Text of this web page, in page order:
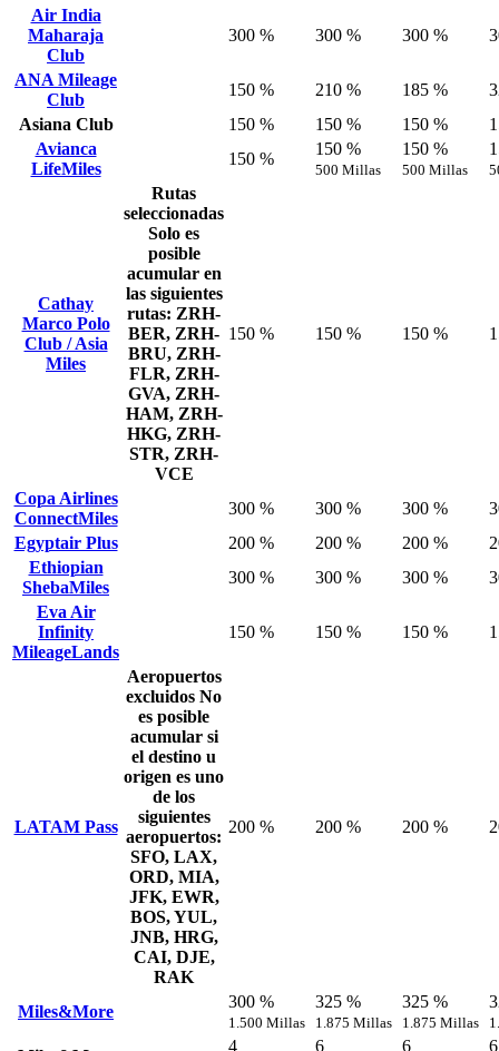
Air India
Maharaja
Club
300 % 300 % 300 %
ANA Mileage
Club
150 % 210 % 185 %
Asiana Club
150 % 150 % 150 %
Avianca
LifeMiles
150 %
150 %
500 Millas
150 %
500 Millas
Cathay
Marco Polo
Club / Asia
Miles
Rutas
seleccionadas
Solo es
posible
acumular en
las siguientes
rutas: ZRH-
BER, ZRH-
BRU, ZRH-
FLR, ZRH-
GVA, ZRH-
HAM, ZRH-
HKG, ZRH-
STR, ZRH-
VCE
150 % 150 % 150 %
Copa Airlines
ConnectMiles
300 % 300 % 300 %
Egyptair Plus
200 % 200 % 200 %
Ethiopian
ShebaMiles
300 % 300 % 300 %
Eva Air
Infinity
MileageLands
150 % 150 % 150 %
LATAM Pass
Aeropuertos
excluidos No
es posible
acumular si
el destino u
origen es uno
de los
siguientes
aeropuertos:
SFO, LAX,
ORD, MIA,
JFK, EWR,
BOS, YUL,
JNB, HRG,
CAI, DJE,
RAK
200 % 200 % 200 %
Miles&More
300 %
1.500 Millas
325 %
1.875 Millas
325 %
1.875 Millas
4 6 6 6